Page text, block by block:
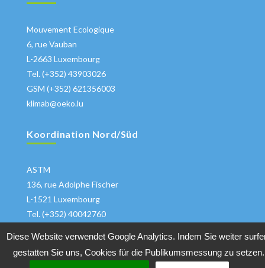
Mouvement Ecologique
6, rue Vauban
L-2663 Luxembourg
Tel. (+352) 43903026
GSM (+352) 621356003
klimab@oeko.lu
Koordination Nord/Süd
ASTM
136, rue Adolphe Fischer
L-1521 Luxembourg
Tel. (+352) 40042760
Diese Website verwendet Google Analytics. Indem Sie weiter
gestatten Sie uns, Cookies für die Publikumsmessung zu setzen.